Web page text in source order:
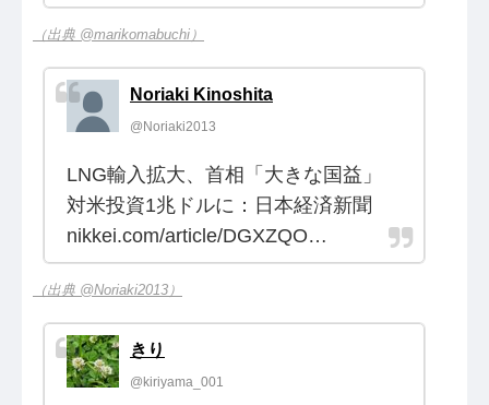
（出典 @marikomabuchi）
Noriaki Kinoshita
@Noriaki2013
LNG輸入拡大、首相「大きな国益」
対米投資1兆ドルに：日本経済新聞
nikkei.com/article/DGXZQO…
（出典 @Noriaki2013）
きり
@kiriyama_001